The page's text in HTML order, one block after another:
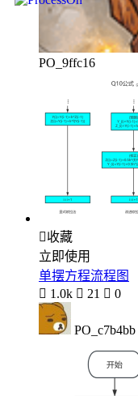
PO_9ffc16
收藏
立即使用
单摆方程流程图
 1.0k  21  0
PO_c7b4bb